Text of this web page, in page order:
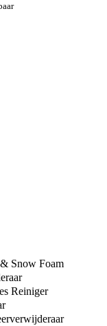
Snow Foam
Reiniger